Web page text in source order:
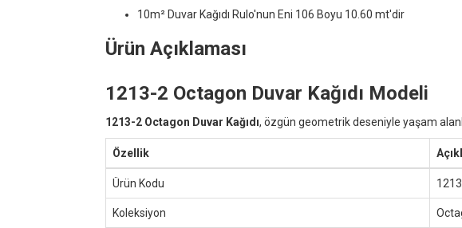
10m² Duvar Kağıdı Rulo'nun Eni 106 Boyu 10.60 mt'dir
Ürün Açıklaması
1213-2 Octagon Duvar Kağıdı Modeli
1213-2 Octagon Duvar Kağıdı, özgün geometrik deseniyle yaşam
Özellik
Ürün Kodu
Koleksiyon